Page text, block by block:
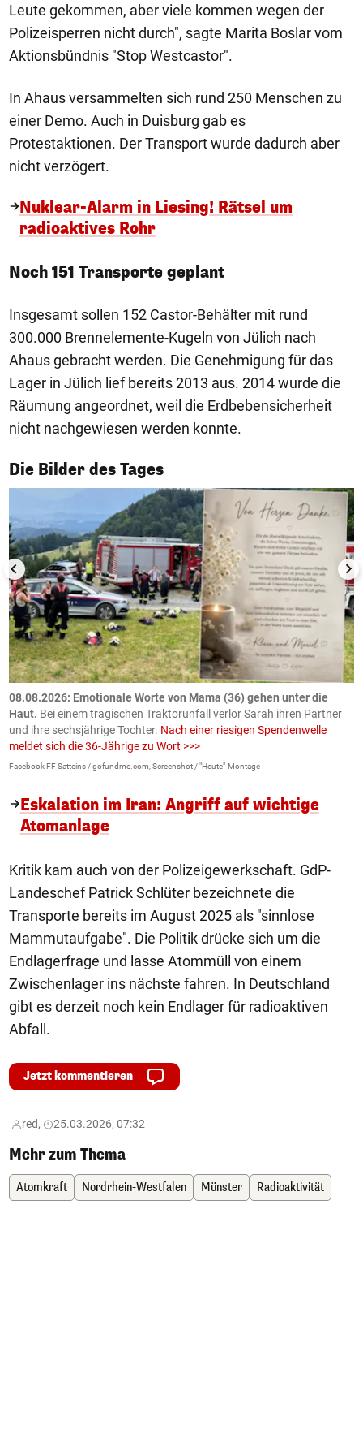
Leute gekommen, aber viele kommen wegen der
Polizeisperren nicht durch", sagte Marita Boslar vom
Aktionsbündnis "Stop Westcastor".
In Ahaus versammelten sich rund 250 Menschen zu
einer Demo. Auch in Duisburg gab es
Protestaktionen. Der Transport wurde dadurch aber
nicht verzögert.
Nuklear-Alarm in Liesing! Rätsel um
radioaktives Rohr
Noch 151 Transporte geplant
Insgesamt sollen 152 Castor-Behälter mit rund
300.000 Brennelemente-Kugeln von Jülich nach
Ahaus gebracht werden. Die Genehmigung für das
Lager in Jülich lief bereits 2013 aus. 2014 wurde die
Räumung angeordnet, weil die Erdbebensicherheit
nicht nachgewiesen werden konnte.
Die Bilder des Tages
1/50
08.08.2026: Emotionale Worte von Mama (36) gehen unter die
Haut. Bei einem tragischen Traktorunfall verlor Sarah ihren Partner
und ihre sechsjährige Tochter. Nach einer riesigen Spendenwelle
meldet sich die 36-Jährige zu Wort >>>
Facebook FF Satteins / gofundme.com, Screenshot / "Heute"-Montage
Eskalation im Iran: Angriff auf wichtige
Atomanlage
Kritik kam auch von der Polizeigewerkschaft. GdP-
Landeschef Patrick Schlüter bezeichnete die
Transporte bereits im August 2025 als "sinnlose
Mammutaufgabe". Die Politik drücke sich um die
Endlagerfrage und lasse Atommüll von einem
Zwischenlager ins nächste fahren. In Deutschland
gibt es derzeit noch kein Endlager für radioaktiven
Abfall.
Jetzt kommentieren
red, 25.03.2026, 07:32
Mehr zum Thema
Atomkraft Nordrhein-Westfalen Münster Radioaktivität